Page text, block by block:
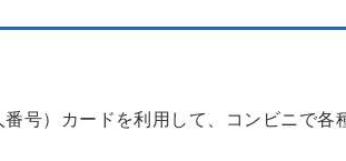
号）カードを利用して、コンビニで各